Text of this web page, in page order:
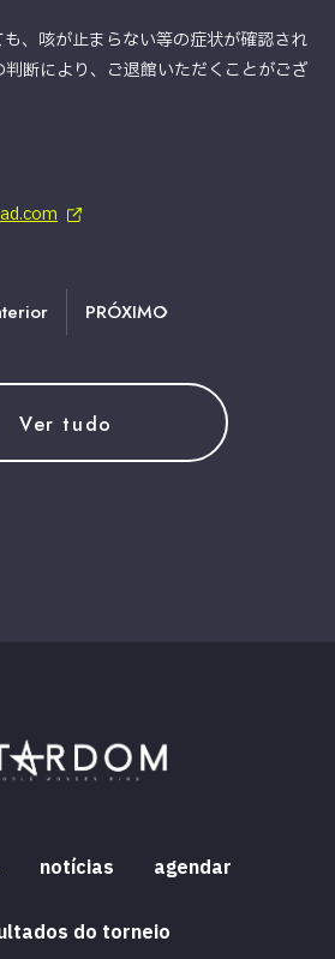
も、咳が止まらない等の症状が確認され
断により、ご退館いただくことがござ
PRÓXIMO
Ver tudo
notícias agendar
do torneio